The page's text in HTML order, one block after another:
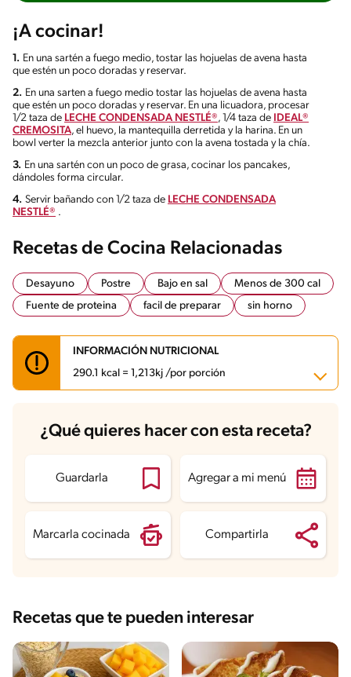
¡A cocinar!
1. En una sartén a fuego medio, tostar las hojuelas de avena hasta
que estén un poco doradas y reservar.
2. En una sarten a fuego medio tostar las hojuelas de avena hasta
que estén un poco doradas y reservar. En una licuadora, procesar
1/2 taza de LECHE CONDENSADA NESTLÉ®, 1/4 taza de IDEAL®
CREMOSITA, el huevo, la mantequilla derretida y la harina. En un
bowl verter la mezcla anterior junto con la avena tostada y la chía.
3. En una sartén con un poco de grasa, cocinar los pancakes,
dándoles forma circular.
4. Servir bañando con 1/2 taza de LECHE CONDENSADA
NESTLÉ® .
Recetas de Cocina Relacionadas
Desayuno Postre Bajo en sal
Menos de 300 cal
Fuente de proteina
facil de preparar sin horno
INFORMACIÓN NUTRICIONAL
290.1 kcal = 1,213kj /por porción
Carbohidratos
41.3 g
Energía 290.1 kcal
Proteína
Grasas saturadas 4.9 g
Sodio 90.3 mg
¿Qué quieres hacer con esta receta?
Guardarla Agregar a mi menú
Marcarla cocinada Compartirla
Recetas que te pueden interesar